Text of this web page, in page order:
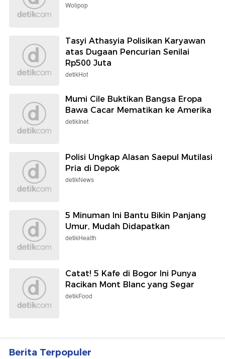
Wolipop
Tasyi Athasyia Polisikan Karyawan
atas Dugaan Pencurian Senilai
Rp500 Juta
detikHot
Mumi Cile Buktikan Bangsa Eropa
Bawa Cacar Mematikan ke Amerika
detikInet
Polisi Ungkap Alasan Saepul Mutilasi
Pria di Depok
detikNews
5 Minuman Ini Bantu Bikin Panjang
Umur, Mudah Didapatkan
detikHealth
Catat! 5 Kafe di Bogor Ini Punya
Racikan Mont Blanc yang Segar
detikFood
Berita Terpopuler